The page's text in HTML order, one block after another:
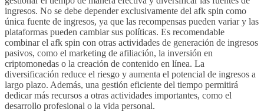
ingresos. No se debe depender exclusivamente del afk spin como
única fuente de ingresos, ya que las recompensas pueden variar y las
plataformas pueden cambiar sus políticas. Es recomendable
combinar el afk spin con otras actividades de generación de ingresos
pasivos, como el marketing de afiliación, la inversión en
criptomonedas o la creación de contenido en línea. La
diversificación reduce el riesgo y aumenta el potencial de ingresos a
largo plazo. Además, una gestión eficiente del tiempo permitirá
dedicar más recursos a otras actividades importantes, como el
desarrollo profesional o la vida personal.